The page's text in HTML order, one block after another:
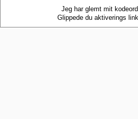
Jeg har glemt mit kodeord
Glippede du aktiverings